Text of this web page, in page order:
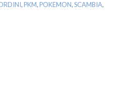
,PKM,POKEMON,SCAMBIA,